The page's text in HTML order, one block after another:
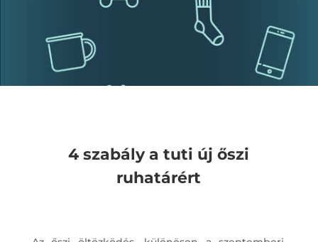
4 szabály a tuti új őszi
ruhatárért